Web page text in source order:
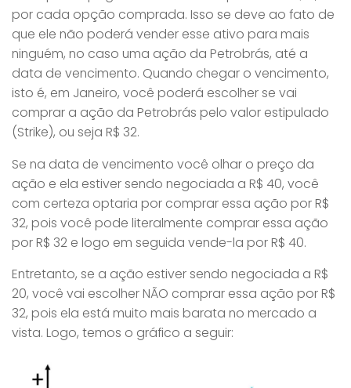
por cada opção comprada. Isso se deve ao fato de
que ele não poderá vender esse ativo para mais
ninguém, no caso uma ação da Petrobrás, até a
data de vencimento. Quando chegar o vencimento,
isto é, em Janeiro, você poderá escolher se vai
comprar a ação da Petrobrás pelo valor estipulado
(Strike), ou seja R$ 32.
Se na data de vencimento você olhar o preço da
ação e ela estiver sendo negociada a R$ 40, você
com certeza optaria por comprar essa ação por R$
32, pois você pode literalmente comprar essa ação
por R$ 32 e logo em seguida vende-la por R$ 40.
Entretanto, se a ação estiver sendo negociada a R$
20, você vai escolher NÃO comprar essa ação por R$
32, pois ela está muito mais barata no mercado a
vista. Logo, temos o gráfico a seguir: